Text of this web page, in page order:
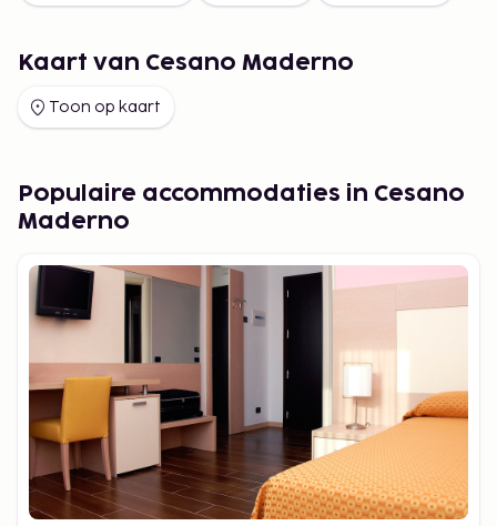
Kaart van Cesano Maderno
Toon op kaart
Populaire accommodaties in Cesano
Maderno